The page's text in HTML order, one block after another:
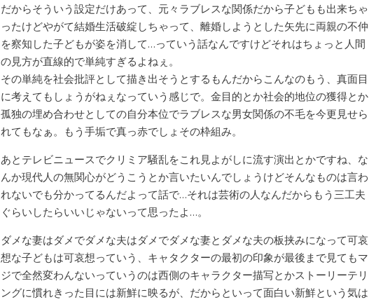
だからそういう設定だけあって、元々ラブレスな関係だから子どもも出来ちゃ
ったけどやがて結婚生活破綻しちゃって、離婚しようとした矢先に両親の不仲
を察知した子どもが姿を消して…っていう話なんですけどそれはちょっと人間
の見方が直線的で単純すぎるよねぇ。
その単純を社会批評として描き出そうとするもんだからこんなのもう、真面目
に考えてもしょうがねぇなっていう感じで。金目的とか社会的地位の獲得とか
孤独の埋め合わせとしての自分本位でラブレスな男女関係の不毛を今更見せら
れてもなぁ。もう手垢で真っ赤でしょその枠組み。
あとテレビニュースでクリミア騒乱をこれ見よがしに流す演出とかですね、な
んか現代人の無関心がどうこうとか言いたいんでしょうけどそんなものは言わ
れないでも分かってるんだよって話で…それは芸術の人なんだからもう三工夫
ぐらいしたらいいじゃないって思ったよ…。
ダメな妻はダメでダメな夫はダメでダメな妻とダメな夫の板挟みになって可哀
想な子どもは可哀想っていう、キャタクターの最初の印象が最後まで見てもマ
ジで全然変わんないっていうのは西側のキャラクター描写とかストーリーテリ
ングに慣れきった目には新鮮に映るが、だからといって面白い新鮮という気は